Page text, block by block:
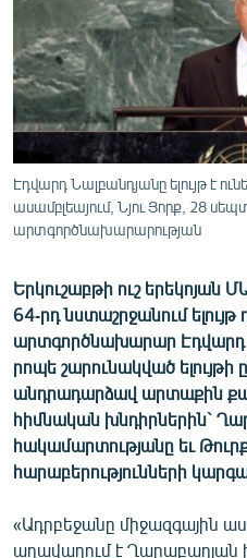
ՄՇԱԿՈՒՅԹ
ՍՊՈՐՏ
ՄԵԿՆԱԲԱՆՈՒԹՅՈՒՆ
ՏՏ ԵՒ ԻՆՏԵՐՆԵՏ
ԿՈՐՈՆԱՎԻՐՈՒՍ
ԱՐԽԻՎ
ԲԱՆԱՎԵՃ
ՁԳՏԵԼՈՎ ԼԱՎԱԳՈՒՅՆԻՆ
ՓՈԴՔԱՍԹ
Հայերեն
English
Էդվարդ Նալբանդյանը ելույթ է
ասամբլեայում, Նյու Յորք, 28
արտգործնախարարության
Երկուշաբթի ուշ երեկոյան
64-րդ նստաշրջանում
արտգործնախարար Էդվարդ
րոպե շարունակված
անդրադարձավ արտաքին
հիմնական խնդիրներին`
հակամարտությանը եւ
հարաբերությունների
«Ադրբեջանը միջազգային
աղավաղում է Ղարաբաղյան